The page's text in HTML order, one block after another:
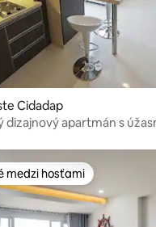
Cidadap
dizajnový apartmán s
medzi hosťami
medzi hosťami